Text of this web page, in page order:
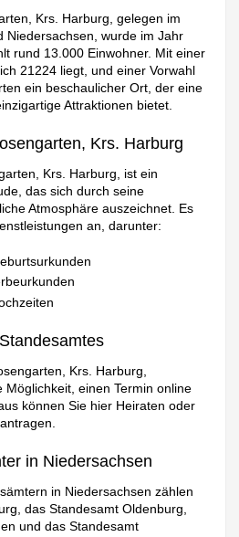
Krs. Harburg, gelegen im
Niedersachsen, wurde im Jahr
rund 13.000 Einwohner. Mit einer
21224 liegt, und einer Vorwahl
ein beschaulicher Ort, der eine
Attraktionen bietet.
Krs. Harburg
Krs. Harburg, ist ein
das sich durch seine
Atmosphäre auszeichnet. Es
an, darunter:
Krs. Harburg,
Möglichkeit, einen Termin online
können Sie hier Heiraten oder
in Niedersachsen
in Niedersachsen zählen
das Standesamt Oldenburg,
und das Standesamt